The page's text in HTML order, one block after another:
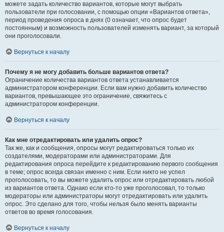
можете задать количество вариантов, которые могут выбрать
пользователи при голосовании, с помощью опции «Вариантов ответа»,
период проведения опроса в днях (0 означает, что опрос будет
постоянным) и возможность пользователей изменять вариант, за который
они проголосовали.
Вернуться к началу
Почему я не могу добавить больше вариантов ответа?
Ограничение количества вариантов ответа устанавливается
администратором конференции. Если вам нужно добавить количество
вариантов, превышающее это ограничение, свяжитесь с
администратором конференции.
Вернуться к началу
Как мне отредактировать или удалить опрос?
Так же, как и сообщения, опросы могут редактироваться только их
создателями, модераторами или администраторами. Для
редактирования опроса перейдите к редактированию первого сообщения
в теме; опрос всегда связан именно с ним. Если никто не успел
проголосовать, то вы можете удалить опрос или отредактировать любой
из вариантов ответа. Однако если кто-то уже проголосовал, то только
модераторы или администраторы могут отредактировать или удалить
опрос. Это сделано для того, чтобы нельзя было менять варианты
ответов во время голосования.
Вернуться к началу